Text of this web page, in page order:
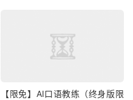
【限免】AI口语教练（终身版限